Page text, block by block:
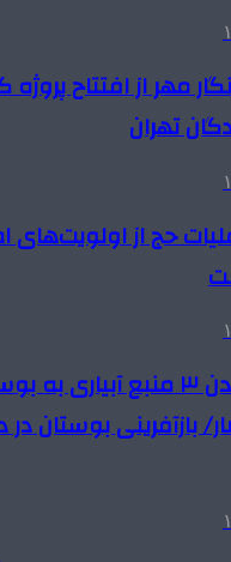
مهر از افتتاح
تهران
حج از
اضافه شدن ۳ منبع آبیاری
بازآفرینی بوستان در